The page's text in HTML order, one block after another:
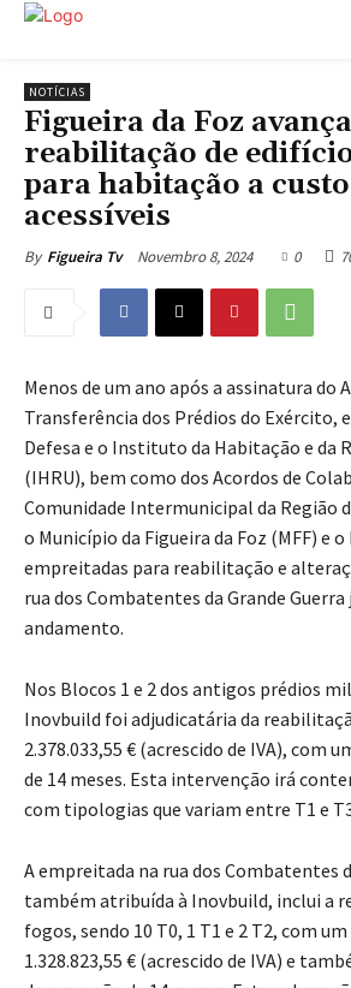
NOTÍCIAS
Figueira da Foz
reabilitação de
para habitação a
acessíveis
By Figueira Tv Novembro 8, 2024 0
Menos de um ano após a assinatura do
Transferência dos Prédios do Exército,
Defesa e o Instituto da Habitação e da
(IHRU), bem como dos Acordos de
Comunidade Intermunicipal da Região
o Município da Figueira da Foz (MFF) e o
empreitadas para reabilitação e
rua dos Combatentes da Grande
andamento.
Nos Blocos 1 e 2 dos antigos prédios
Inovbuild foi adjudicatária da
2.378.033,55 € (acrescido de IVA), com
de 14 meses. Esta intervenção irá
com tipologias que variam entre T1 e
A empreitada na rua dos Combatentes
também atribuída à Inovbuild, inclui a
fogos, sendo 10 T0, 1 T1 e 2 T2, com
1.328.823,55 € (acrescido de IVA) e